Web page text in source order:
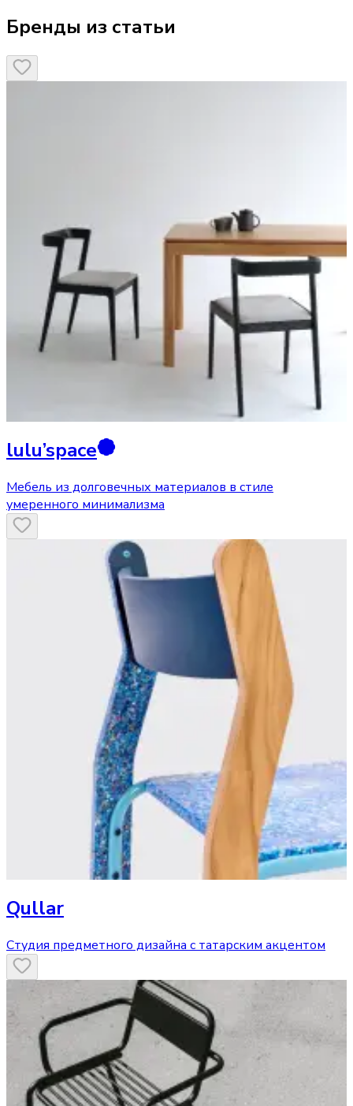
Бренды из статьи
lulu’space
Мебель из долговечных материалов в стиле
умеренного минимализма
Qullar
Студия предметного дизайна с татарским акцентом